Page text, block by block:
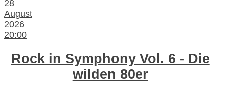
28
August
2026
20:00
Rock in Symphony Vol. 6 - Die
wilden 80er